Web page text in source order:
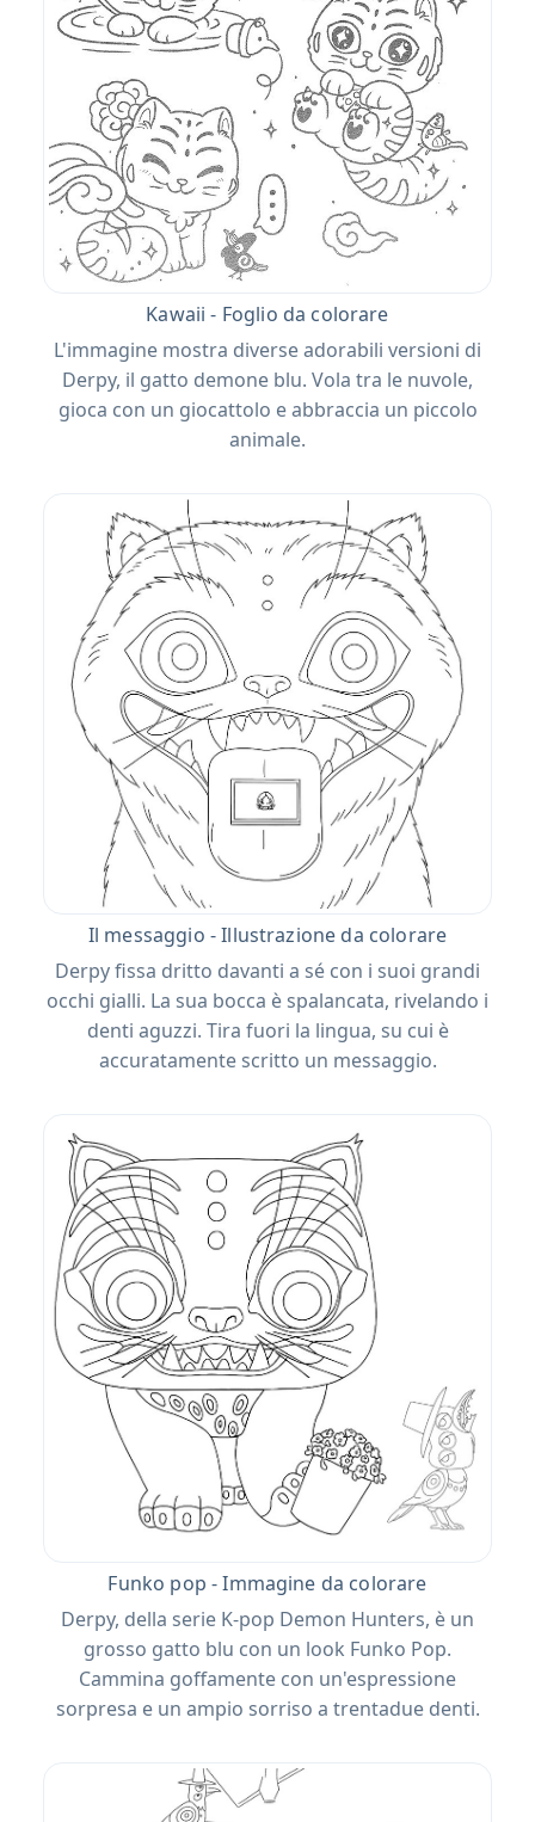
Kawaii - Foglio da colorare
L'immagine mostra diverse adorabili versioni di
Derpy, il gatto demone blu. Vola tra le nuvole,
gioca con un giocattolo e abbraccia un piccolo
animale.
Il messaggio - Illustrazione da colorare
Derpy fissa dritto davanti a sé con i suoi grandi
occhi gialli. La sua bocca è spalancata, rivelando i
denti aguzzi. Tira fuori la lingua, su cui è
accuratamente scritto un messaggio.
Funko pop - Immagine da colorare
Derpy, della serie K-pop Demon Hunters, è un
grosso gatto blu con un look Funko Pop.
Cammina goffamente con un'espressione
sorpresa e un ampio sorriso a trentadue denti.